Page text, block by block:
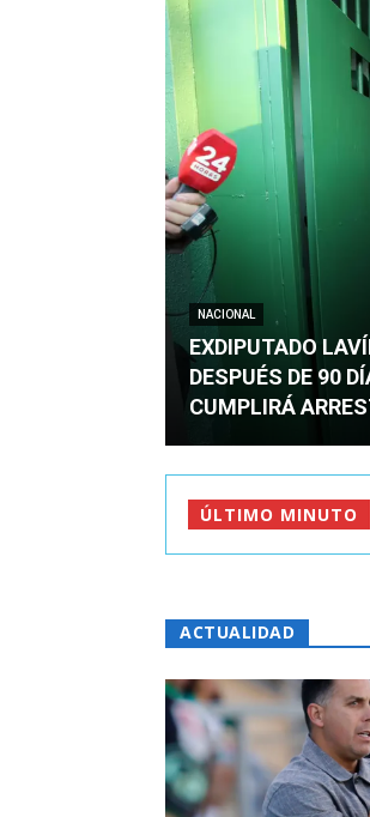
NACIONAL
EXDIPUTADO
DESPUÉS DE 90
CUMPLIRÁ
ÚLTIMO MINUTO
ACTUALIDAD